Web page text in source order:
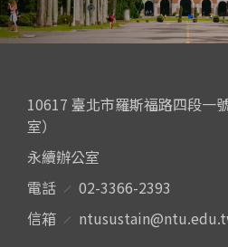
10617 臺北市羅斯福路四段一
室）
永續辦公室
電話
02-3366-2393
信箱